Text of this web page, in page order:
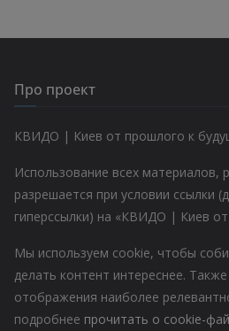
Про проект
КВИДО | Киев от прошлого к
Использование всех материалов,
разрешается при условии ссылки
гиперссылки) на «КВИДО | Киев
Мы используем cookie, чтобы
делать контент интереснее.
отображения наиболее
подробнее прочитать о cookie-